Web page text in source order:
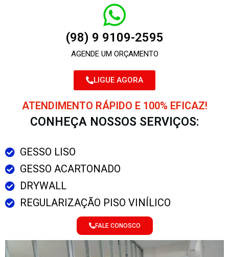
(98) 9 9109-2595
AGENDE UM ORÇAMENTO
LIGUE AGORA
ATENDIMENTO RÁPIDO E 100% EFICAZ!
CONHEÇA NOSSOS SERVIÇOS:
GESSO LISO
GESSO ACARTONADO
DRYWALL
REGULARIZAÇÃO PISO VINÍLICO
FALE CONOSCO